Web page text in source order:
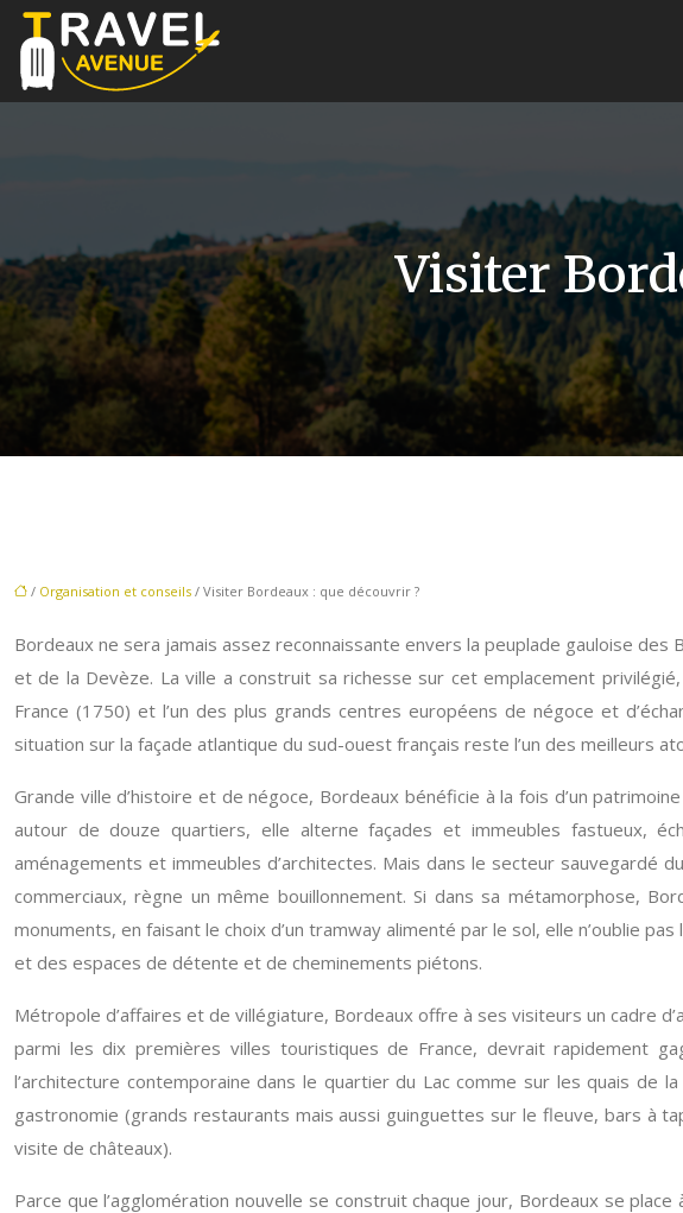
Visiter
/ Organisation et conseils / Visiter Bordeaux : que découvrir ?
Bordeaux ne sera jamais assez reconnaissante envers la peuplade gauloise
et de la Devèze. La ville a construit sa richesse sur cet emplacement
France (1750) et l’un des plus grands centres européens de négoce et
situation sur la façade atlantique du sud-ouest français reste l’un des meilleurs
Grande ville d’histoire et de négoce, Bordeaux bénéficie à la fois d’un
autour de douze quartiers, elle alterne façades et immeubles fastueux,
aménagements et immeubles d’architectes. Mais dans le secteur sauvegardé
commerciaux, règne un même bouillonnement. Si dans sa métamorphose,
monuments, en faisant le choix d’un tramway alimenté par le sol, elle n’oublie
et des espaces de détente et de cheminements piétons.
Métropole d’affaires et de villégiature, Bordeaux offre à ses visiteurs un cadre
parmi les dix premières villes touristiques de France, devrait rapidement
l’architecture contemporaine dans le quartier du Lac comme sur les quais de
gastronomie (grands restaurants mais aussi guinguettes sur le fleuve, bars à
visite de châteaux).
Parce que l’agglomération nouvelle se construit chaque jour, Bordeaux se